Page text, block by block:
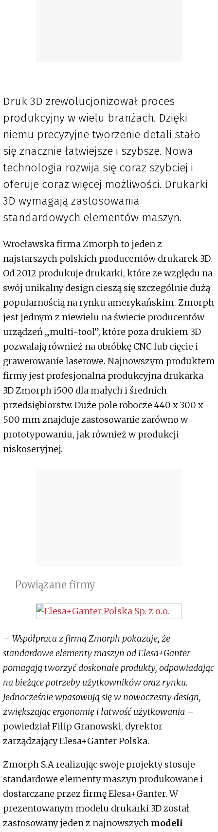
Druk 3D zrewolucjonizował proces
produkcyjny w wielu branżach. Dzięki
niemu precyzyjne tworzenie detali stało
się znacznie łatwiejsze i szybsze. Nowa
technologia rozwija się coraz szybciej i
oferuje coraz więcej możliwości. Drukarki
3D wymagają zastosowania
standardowych elementów maszyn.
Wrocławska firma Zmorph to jeden z
najstarszych polskich producentów drukarek 3D.
Od 2012 produkuje drukarki, które ze względu na
swój unikalny design cieszą się szczególnie dużą
popularnością na rynku amerykańskim. Zmorph
jest jednym z niewielu na świecie producentów
urządzeń „multi-tool”, które poza drukiem 3D
pozwalają również na obróbkę CNC lub cięcie i
grawerowanie laserowe. Najnowszym produktem
firmy jest profesjonalna produkcyjna drukarka
3D Zmorph i500 dla małych i średnich
przedsiębiorstw. Duże pole robocze 440 x 300 x
500 mm znajduje zastosowanie zarówno w
prototypowaniu, jak również w produkcji
niskoseryjnej.
Powiązane firmy
– Współpraca z firmą Zmorph pokazuje, że
standardowe elementy maszyn od Elesa+Ganter
pomagają tworzyć doskonałe produkty, odpowiadając
na bieżące potrzeby użytkowników oraz rynku.
Jednocześnie wpasowują się w nowoczesny design,
zwiększając ergonomię i łatwość użytkowania –
powiedział Filip Granowski, dyrektor
zarządzający Elesa+Ganter Polska.
Zmorph S.A realizując swoje projekty stosuje
standardowe elementy maszyn produkowane i
dostarczane przez firmę Elesa+Ganter. W
prezentowanym modelu drukarki 3D został
zastosowany jeden z najnowszych modeli